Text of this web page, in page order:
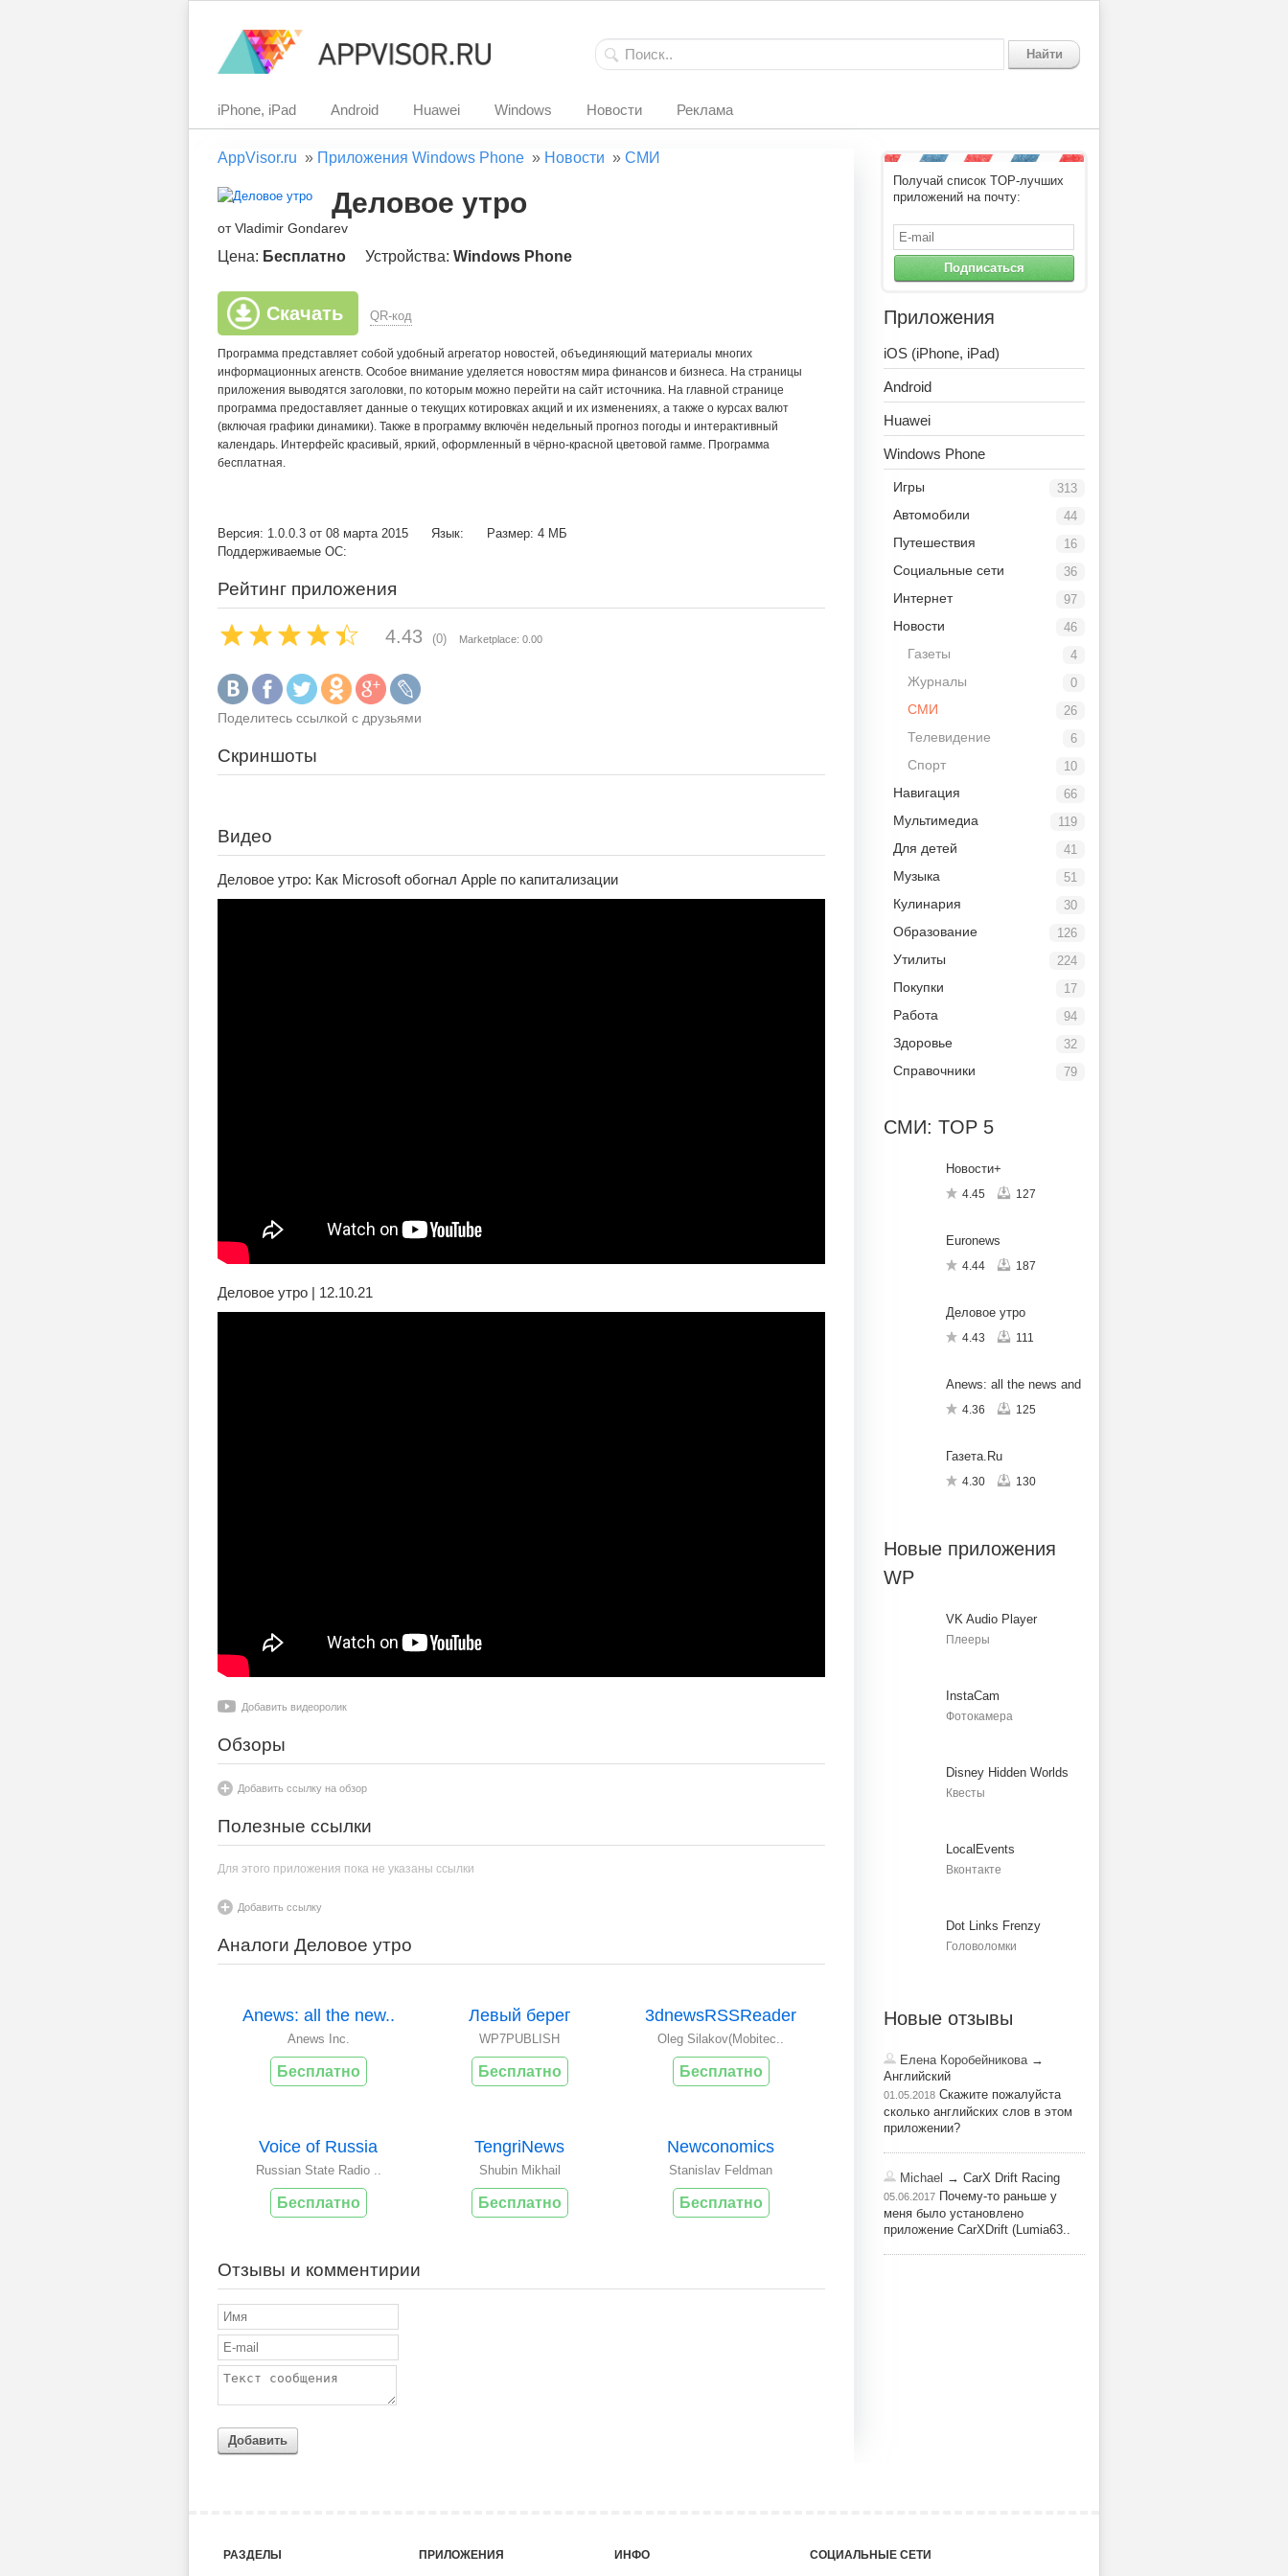
Найти
iPhone, iPad Android Huawei Windows Новости Реклама
AppVisor.ru » Приложения Windows Phone » Новости » СМИ
Деловое утро
от Vladimir Gondarev
Цена: Бесплатно Устройства: Windows Phone
Скачать QR-код
Программа представляет собой удобный агрегатор новостей, объединяющий материалы многих
информационных агенств. Особое внимание уделяется новостям мира финансов и бизнеса. На страницы
приложения выводятся заголовки, по которым можно перейти на сайт источника. На главной странице
программа предоставляет данные о текущих котировках акций и их изменениях, а также о курсах валют
(включая графики динамики). Также в программу включён недельный прогноз погоды и интерактивный
календарь. Интерфейс красивый, яркий, оформленный в чёрно-красной цветовой гамме. Программа
бесплатная.
Версия: 1.0.0.3 от 08 марта 2015 Язык:
Размер: 4 МБ
Поддерживаемые ОС:
Рейтинг приложения
4.43 (0) Marketplace: 0.00
Поделитесь ссылкой с друзьями
Скриншоты
Видео
Деловое утро: Как Microsoft обогнал Apple по капитализации
Деловое утро | 12.10.21
Добавить видеоролик
Обзоры
Добавить ссылку на обзор
Полезные ссылки
Для этого приложения пока не указаны ссылки
Добавить ссылку
Аналоги Деловое утро
Anews: all the new..
Anews Inc.
Бесплатно
Левый берег
WP7PUBLISH
Бесплатно
3dnewsRSSReader
Oleg Silakov(Mobitec..
Бесплатно
Voice of Russia
Russian State Radio ..
Бесплатно
TengriNews
Shubin Mikhail
Бесплатно
Newconomics
Stanislav Feldman
Бесплатно
Отзывы и комментирии
Добавить
Получай список TOP-лучших
приложений на почту:
Подписаться
Приложения
iOS (iPhone, iPad)
Android
Huawei
Windows Phone
313
Игры
44
Автомобили
16
Путешествия
36
Социальные сети
97
Интернет
46
Новости
4
Газеты
0
Журналы
26
СМИ
6
Телевидение
10
Спорт
66
Навигация
119
Мультимедиа
41
Для детей
51
Музыка
30
Кулинария
126
Образование
224
Утилиты
17
Покупки
94
Работа
32
Здоровье
79
Справочники
СМИ: TOP 5
Новости+
4.45 127
Euronews
4.44 187
Деловое утро
4.43 111
Anews: all the news and blogs BETA
4.36 125
Газета.Ru
4.30 130
Новые приложения
WP
VK Audio Player
Плееры
InstaCam
Фотокамера
Disney Hidden Worlds
Квесты
LocalEvents
Вконтакте
Dot Links Frenzy
Головоломки
Новые отзывы
Елена Коробейникова→
Английский
01.05.2018 Скажите пожалуйста
сколько английских слов в этом
приложении?
Michael → CarX Drift Racing
05.06.2017 Почему-то раньше у
меня было установлено
приложение CarXDrift (Lumia63..
РАЗДЕЛЫ ПРИЛОЖЕНИЯ ИНФО СОЦИАЛЬНЫЕ СЕТИ